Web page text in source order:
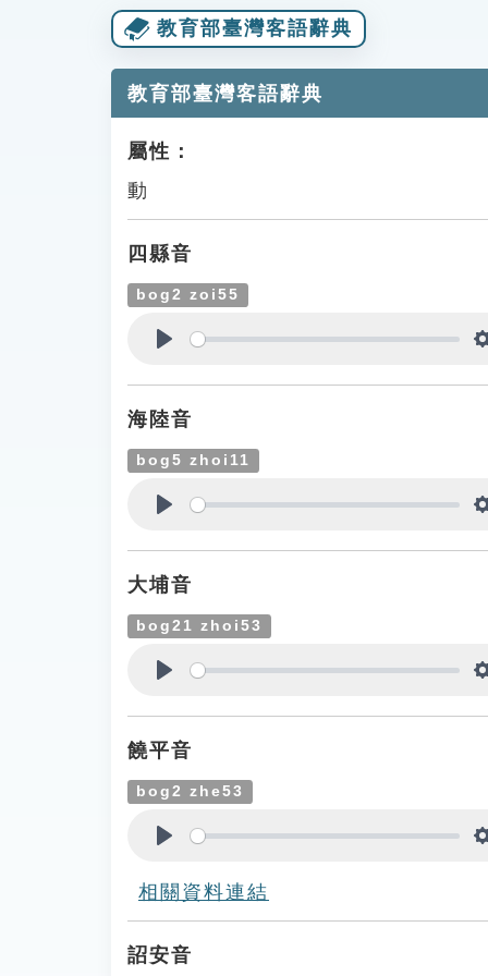
教育部臺灣客語辭典
教育部臺灣客語辭典
屬性：
動
四縣音
bog2 zoi55
海陸音
bog5 zhoi11
大埔音
bog21 zhoi53
饒平音
bog2 zhe53
相關資料連結
詔安音